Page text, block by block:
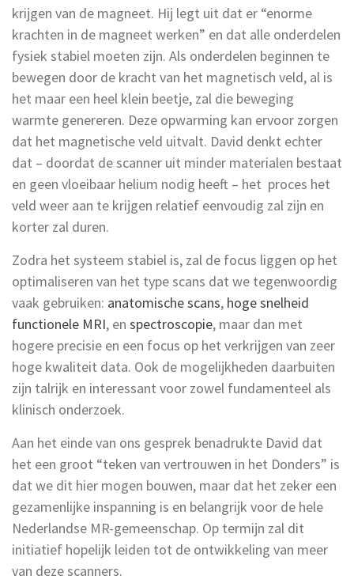
krijgen van de magneet. Hij legt uit dat er “enorme
krachten in de magneet werken” en dat alle onderdelen
fysiek stabiel moeten zijn. Als onderdelen beginnen te
bewegen door de kracht van het magnetisch veld, al is
het maar een heel klein beetje, zal die beweging
warmte genereren. Deze opwarming kan ervoor zorgen
dat het magnetische veld uitvalt. David denkt echter
dat – doordat de scanner uit minder materialen bestaat
en geen vloeibaar helium nodig heeft – het proces het
veld weer aan te krijgen relatief eenvoudig zal zijn en
korter zal duren.
Zodra het systeem stabiel is, zal de focus liggen op het
optimaliseren van het type scans dat we tegenwoordig
vaak gebruiken: anatomische scans, hoge snelheid
functionele MRI, en spectroscopie, maar dan met
hogere precisie en een focus op het verkrijgen van zeer
hoge kwaliteit data. Ook de mogelijkheden daarbuiten
zijn talrijk en interessant voor zowel fundamenteel als
klinisch onderzoek.
Aan het einde van ons gesprek benadrukte David dat
het een groot “teken van vertrouwen in het Donders” is
dat we dit hier mogen bouwen, maar dat het zeker een
gezamenlijke inspanning is en belangrijk voor de hele
Nederlandse MR-gemeenschap. Op termijn zal dit
initiatief hopelijk leiden tot de ontwikkeling van meer
van deze scanners.